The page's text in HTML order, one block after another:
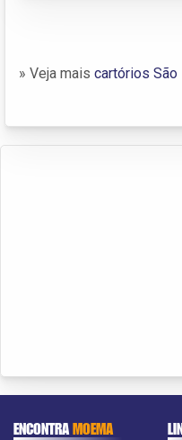
» Veja mais cartórios São
ENCONTRAMOEMA